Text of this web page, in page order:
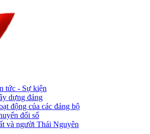
tức - Sự kiện
dựng đảng
động của các đảng bộ
đổi số
và người Thái Nguyên